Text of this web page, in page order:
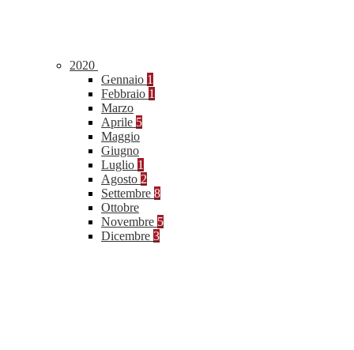
2020
Gennaio 1
Febbraio 1
Marzo
Aprile 5
Maggio
Giugno
Luglio 1
Agosto 2
Settembre 8
Ottobre
Novembre 5
Dicembre 3